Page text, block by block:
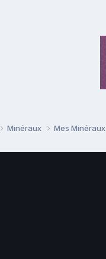
Minéraux Mes Minéraux